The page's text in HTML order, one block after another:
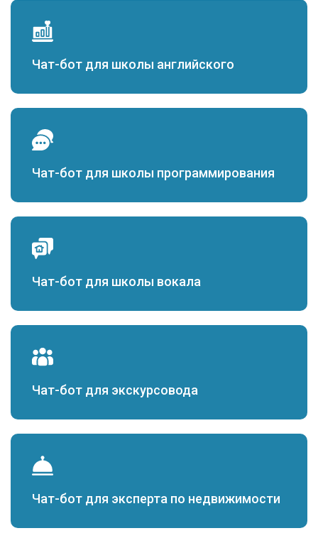
Чат-бот для школы английского
Чат-бот для школы программирования
Чат-бот для школы вокала
Чат-бот для экскурсовода
Чат-бот для эксперта по недвижимости